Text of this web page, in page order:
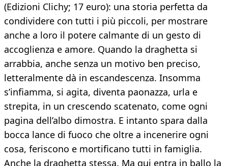
(Edizioni Clichy; 17 euro): una storia perfetta da
condividere con tutti i più piccoli, per mostrare
anche a loro il potere calmante di un gesto di
accoglienza e amore. Quando la draghetta si
arrabbia, anche senza un motivo ben preciso,
letteralmente dà in escandescenza. Insomma
s’infiamma, si agita, diventa paonazza, urla e
strepita, in un crescendo scatenato, come ogni
pagina dell’albo dimostra. E intanto spara dalla
bocca lance di fuoco che oltre a incenerire ogni
cosa, feriscono e mortificano tutti in famiglia.
Anche la draghetta stessa. Ma qui entra in ballo la